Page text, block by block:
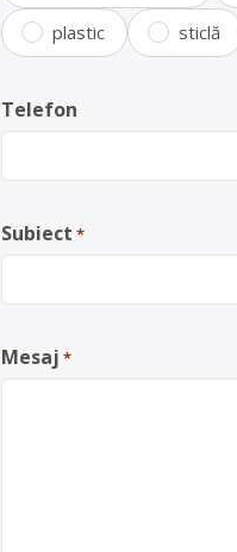
plastic sticlă
Telefon
Subiect *
Mesaj *